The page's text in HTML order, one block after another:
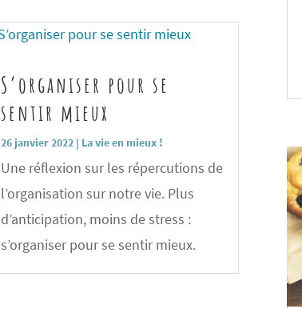
S’organiser pour se
sentir mieux
26 janvier 2022| La vie en mieux !
Une réflexion sur les répercutions de
l’organisation sur notre vie. Plus
d’anticipation, moins de stress :
s’organiser pour se sentir mieux.